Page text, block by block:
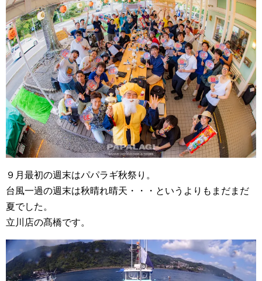
９月最初の週末はパパラギ秋祭り。
台風一過の週末は秋晴れ晴天・・・というよりもまだまだ
夏でした。
立川店の髙橋です。